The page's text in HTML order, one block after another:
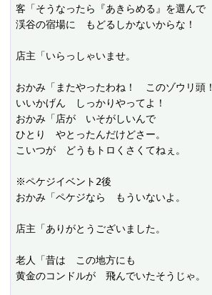
客「そうなったら『あきらめる』を選んで
渓谷の宿場に　もどるしかないからな！
店主「いらっしゃいませ。
おかみ「またやったわね！　このゾウリ頭！
いいかげん　しっかりやってよ！
おかみ「店が　いそがしいんで
ひとり　やとったんだけどさー。
こいつが　どうもトロくさくてねぇ。
※ペケジイベント2後
おかみ「ペケジなら　もういないよ。
店主「ありがとうございました。
老人「昔は　この地方にも
黄金のコンドルが　飛んでいたそうじゃ。